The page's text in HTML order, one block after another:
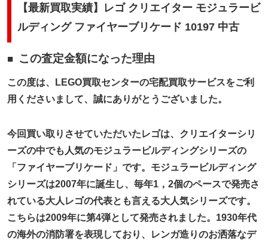
【最新買取実績】レゴ クリエイター モジュラービ
ルディング ファイヤーブリケード 10197 中古
この査定金額になった理由
この度は、LEGO買取センターの宅配買取サービスをご利
用くださいまして、誠にありがとうございました。
今回買い取りさせていただいたレゴは、クリエイターシリ
ーズの中でも人気のモジュラービルディングシリーズの
「ファイヤーブリケード」です。モジュラービルディング
シリーズは2007年に誕生し、毎年1，2個のペースで発売さ
れている大人レゴの代表とも言える大人気シリーズです。
こちらは2009年に第4弾として発売されました。1930年代
の海外の消防署を表現しており、レンガ造りのお洒落なデ